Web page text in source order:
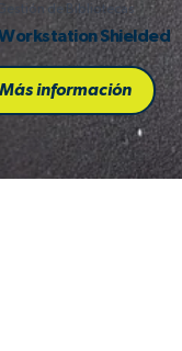
Gestión de Bibliotecas
Workstation Shielded
Más información